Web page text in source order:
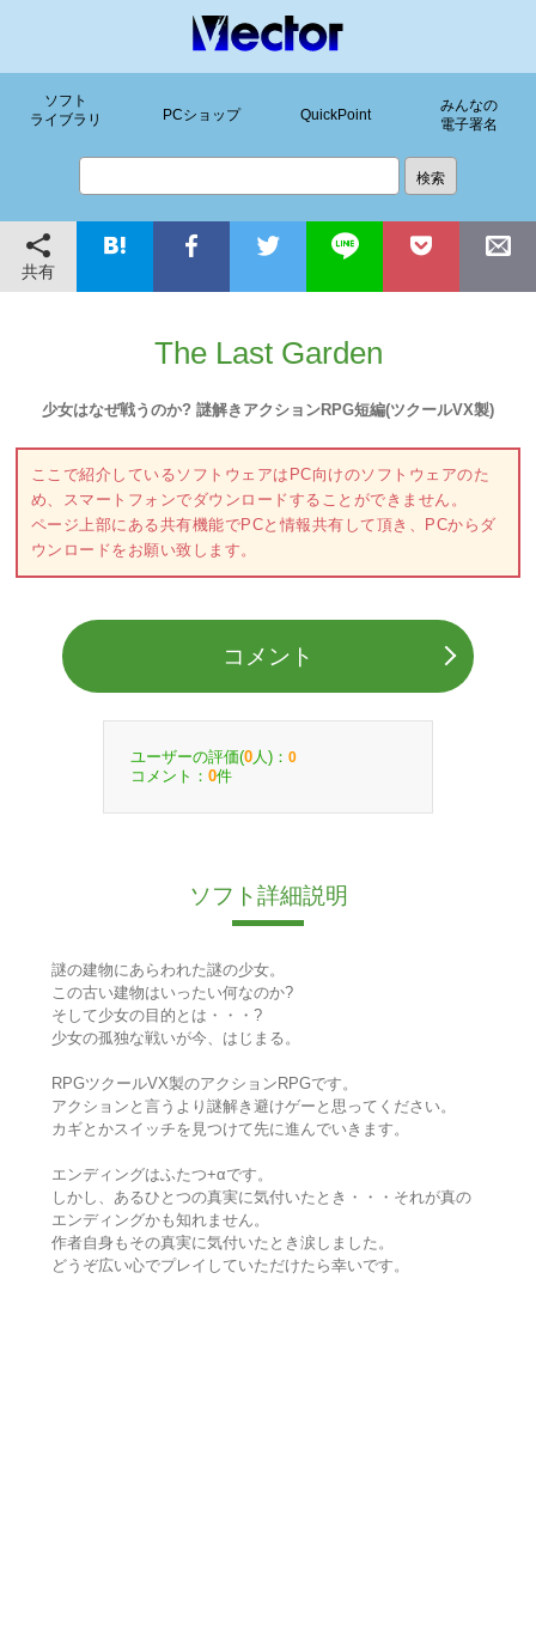
ソフト
ライブラリ
PCショップ QuickPoint
みんなの
電子署名
共有
The Last Garden
少女はなぜ戦うのか? 謎解きアクションRPG短編(ツクールVX製)
ここで紹介しているソフトウェアはPC向けのソフトウェアのた
め、スマートフォンでダウンロードすることができません。
ページ上部にある共有機能でPCと情報共有して頂き、PCからダ
ウンロードをお願い致します。
コメント
ユーザーの評価(0 人)： 0
コメント： 0件
ソフト詳細説明
謎の建物にあらわれた謎の少女。
この古い建物はいったい何なのか?
そして少女の目的とは・・・?
少女の孤独な戦いが今、はじまる。
RPGツクールVX製のアクションRPGです。
アクションと言うより謎解き避けゲーと思ってください。
カギとかスイッチを見つけて先に進んでいきます。
エンディングはふたつ+αです。
しかし、あるひとつの真実に気付いたとき・・・それが真の
エンディングかも知れません。
作者自身もその真実に気付いたとき涙しました。
どうぞ広い心でプレイしていただけたら幸いです。